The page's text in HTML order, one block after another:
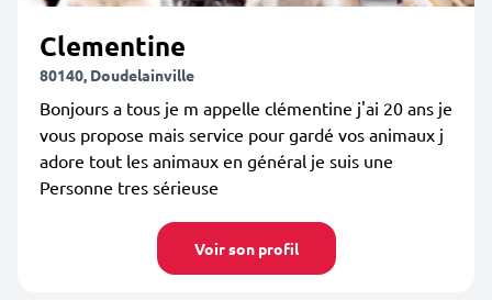
Clementine
80140, Doudelainville
Bonjours a tous je m appelle clémentine j'ai 20 ans je
vous propose mais service pour gardé vos animaux j
adore tout les animaux en général je suis une
Personne tres sérieuse
Voir son profil